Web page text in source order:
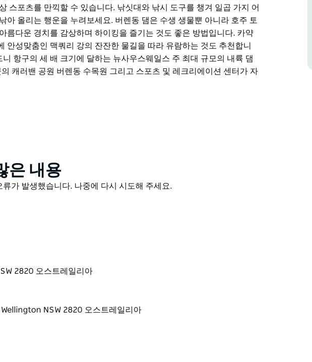
스포츠를 만끽할 수 있습니다. 낚싯대와 낚시 도구를 챙겨 일곱 가지 어
아 올리는 행운을 누려보세요. 버렌동 댐은 수생 생물뿐 아니라 호주 토
름다운 경치를 감상하며 하이킹을 즐기는 것도 좋은 방법입니다. 카약
안성맞춤인 맥쿼리 강의 잔잔한 물길을 따라 유람하는 것도 추천합니
항구의 세 배 크기에 달하는 뉴사우스웨일스 주 최대 규모의 내륙 댐
캐러밴 공원 버렌동 수목원 그리고 스포츠 및 레크리에이션 센터가 자
스포츠를 만끽할 수 있습니다. 낚싯대와 낚시 도구를 챙겨 일곱 가지 어
구의 세 배 크기에 달하는 뉴사우스웨일스 주 최대 규모의 내륙 댐 중
러밴 공원 버렌동 수목원 그리고 스포츠 및 레크리에이션 센터가 자리
은 내용
가 발생했습니다. 나중에 다시 시도해 주세요.
2820 오스트레일리아